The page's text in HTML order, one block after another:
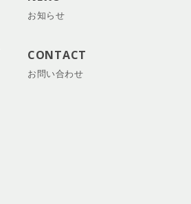
お知らせ
CONTACT
お問い合わせ